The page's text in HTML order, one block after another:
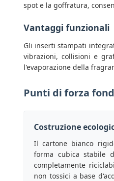
spot e la goffratura,
Vantaggi funzionali
Gli inserti stampati
vibrazioni, collisioni e
l'evaporazione della
Punti di forza
Costruzione
Il cartone bianco
forma cubica stabile
completamente
non tossici a base